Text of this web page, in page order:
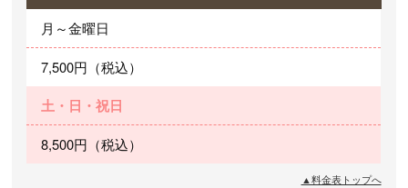
月～金曜日
7,500円（税込）
土・日・祝日
8,500円（税込）
▲料金表トップへ